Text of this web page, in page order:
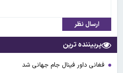
ارسال نظر
پربیننده ترین
فغانی داور فینال جام جهانی شد